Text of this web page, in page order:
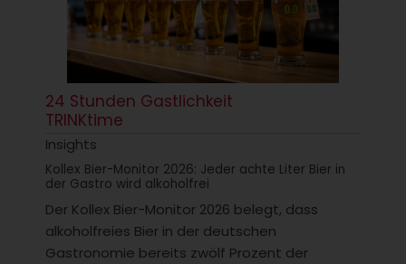
24 Stunden Gastlichkeit
TRINKtime
Insights
Kollex Bier-Monitor 2026: Jeder achte Liter Bier in
der Gastro wird alkoholfrei
Der Kollex Bier-Monitor 2026 belegt, dass
alkoholfreies Bier in der deutschen
Gastronomie bereits zwölf Prozent der